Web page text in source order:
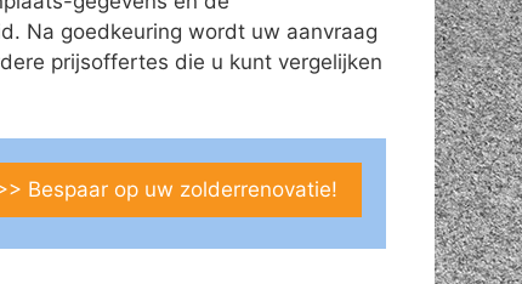
Na goedkeuring wordt uw aanvraag
prijsoffertes die u kunt vergelijken
Bespaar op uw zolderrenovatie!